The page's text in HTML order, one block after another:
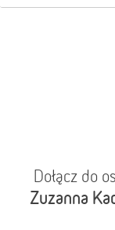
Dołącz do
Zuzanna